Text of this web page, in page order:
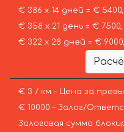
€ 386 х 14 дней = €
€ 358 х 21 день = €
€ 322 х 28 дней = €
€ 3 / км – Цена за
€ 10000 – Залог/
Залоговая сумма